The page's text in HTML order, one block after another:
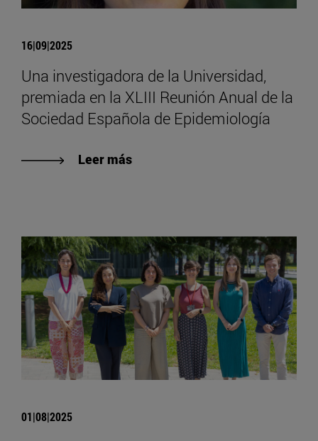
16|09|2025
Una investigadora de la Universidad,
premiada en la XLIII Reunión Anual de la
Sociedad Española de Epidemiología
Leer más
01|08|2025